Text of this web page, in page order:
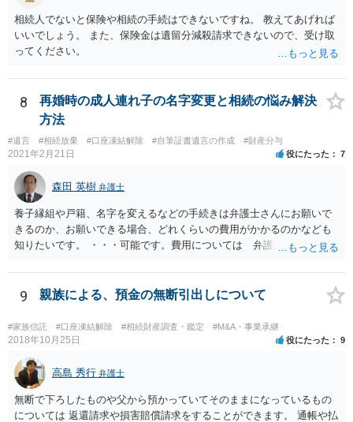
相続人でないと保険や相続の手続はできないですね。 教えてあげれば
いいでしょう。 また、保険金は遺留分減殺請求できないので、受け取
ってください。
8
再婚時の成人連れ子の名字変更と相続の悩み解決
方法
#遺言 #相続放棄 #口座凍結解除 #自筆証書遺言の作成 #財産分与
2021年2月21日 役にたった 7
森田 英樹 弁護士
養子縁組や戸籍、名字を変えるなどの手続きは弁護士さんにお願いで
きるのか、お願いできる場合、どれくらいの費用がかかるのかなども
知りたいです。 ・・・可能です。費用については 弁護士と直接面談
ています。 やはり、成人した子のことまでごちゃごちゃ考えず、自分
の事だけ考えるべきなのでしょうか ・・・お子さんの事をまで含め良
い解決案があればお悩みになるのは当然と言えば当然のことです。 彼
と親子関係を結びたいと思っているが、名字は変えたくない・・・養
子縁組の必要があり 氏も変更することになります。 しかし 彼は成人
しているとは言え、自分の子と私の連れ子、全て平等にしたいと希
望。もちろん私もそうできればと思います。 ・・・婚姻前の契約 あ
るいは 遺言書などで その意思を実現する方法はあります。 弁護
士に相談してみてください。
9 親族による、預金の無断引出しについて
#家族信託 #口座凍結解除 #相続財産調査・鑑定 #M&A・事業承継
2018年10月25日 役にたった 9
高島 秀行 弁護士
無断で下ろしたものや父から預かっていてそのままになっているもの
については 返還請求や損害賠償請求をすることができます。 通帳や払